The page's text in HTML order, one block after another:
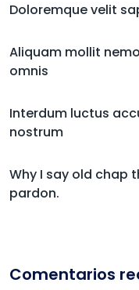
Doloremque velit
Aliquam mollit
omnis
Interdum luctus
nostrum
Why I say old chap
pardon.
Comentarios